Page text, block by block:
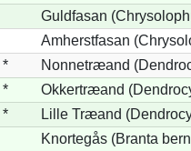
Guldfasan
Amherstfasan
*
Nonnetræand
*
Okkertræand
*
Lille Træand
Knortegås (Branta